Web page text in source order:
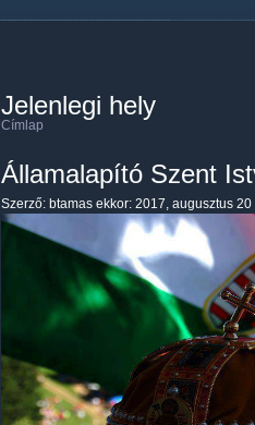
Jelenlegi hely
Címlap
Államalapító Szent
Szerző: btamas ekkor: 2017, augusztus 20